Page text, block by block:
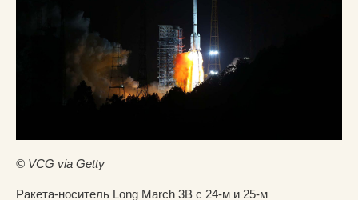
© VCG via Getty
Ракета-носитель Long March 3B с 24-м и 25-м